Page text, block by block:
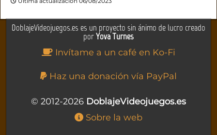
DoblajeVideojuegos.es es un proyecto sin ánimo de lucro creado
porYova Turnes
Invítame a un café en Ko-Fi
Haz una donación vía PayPal
© 2012-2026 DoblajeVideojuegos.es
Sobre la web